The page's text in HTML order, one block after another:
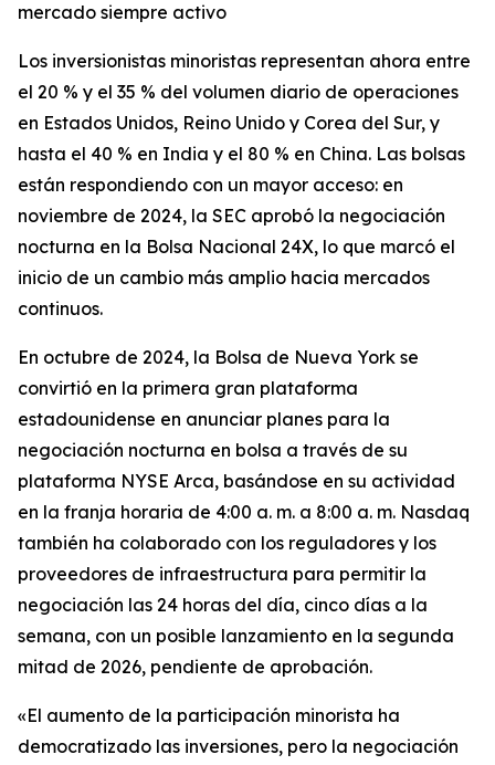
mercado siempre activo
Los inversionistas minoristas representan ahora entre
el 20 % y el 35 % del volumen diario de operaciones
en Estados Unidos, Reino Unido y Corea del Sur, y
hasta el 40 % en India y el 80 % en China. Las bolsas
están respondiendo con un mayor acceso: en
noviembre de 2024, la SEC aprobó la negociación
nocturna en la Bolsa Nacional 24X, lo que marcó el
inicio de un cambio más amplio hacia mercados
continuos.
En octubre de 2024, la Bolsa de Nueva York se
convirtió en la primera gran plataforma
estadounidense en anunciar planes para la
negociación nocturna en bolsa a través de su
plataforma NYSE Arca, basándose en su actividad
en la franja horaria de 4:00 a. m. a 8:00 a. m. Nasdaq
también ha colaborado con los reguladores y los
proveedores de infraestructura para permitir la
negociación las 24 horas del día, cinco días a la
semana, con un posible lanzamiento en la segunda
mitad de 2026, pendiente de aprobación.
«El aumento de la participación minorista ha
democratizado las inversiones, pero la negociación